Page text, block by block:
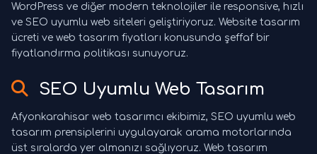
WordPress ve diğer modern teknolojiler ile responsive, hızlı
ve SEO uyumlu web siteleri geliştiriyoruz. Website tasarım
ücreti ve web tasarım fiyatları konusunda şeffaf bir
fiyatlandırma politikası sunuyoruz.
SEO Uyumlu Web Tasarım
Afyonkarahisar web tasarımcı ekibimiz, SEO uyumlu web
tasarım prensiplerini uygulayarak arama motorlarında
üst sıralarda yer almanızı sağlıyoruz. Web tasarım